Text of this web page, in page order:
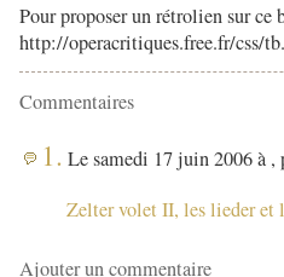
Pour proposer un rétrolien sur
http://operacritiques.free.fr/css/
Commentaires
1. Le samedi 17 juin 2006 à ,
Zelter volet II, les lieder et
Ajouter un commentaire